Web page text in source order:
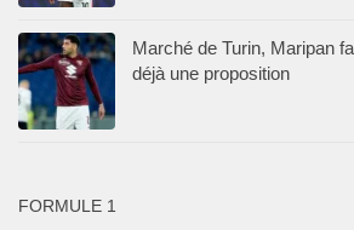
Marché de Turin, Maripan
déjà une proposition
FORMULE 1